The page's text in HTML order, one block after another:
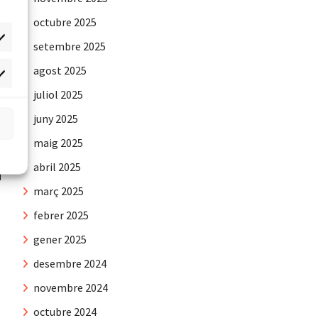
octubre 2025
setembre 2025
agost 2025
juliol 2025
juny 2025
maig 2025
abril 2025
març 2025
febrer 2025
gener 2025
desembre 2024
novembre 2024
octubre 2024